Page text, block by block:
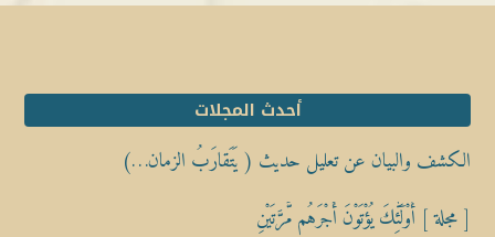
أحدث المجلات
الكشف والبيان عن تعليل حديث ( يَتَقارَبُ الزمان…)
[ مجلة ] أُوْلَٰٓئِكَ يُؤْتَوْنَ أَجْرَهُم مَّرَّتَيْنِ